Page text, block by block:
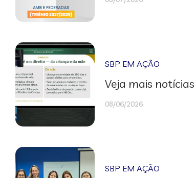
SBP EM AÇÃO
Veja mais notícias
08/06/2026
SBP EM AÇÃO